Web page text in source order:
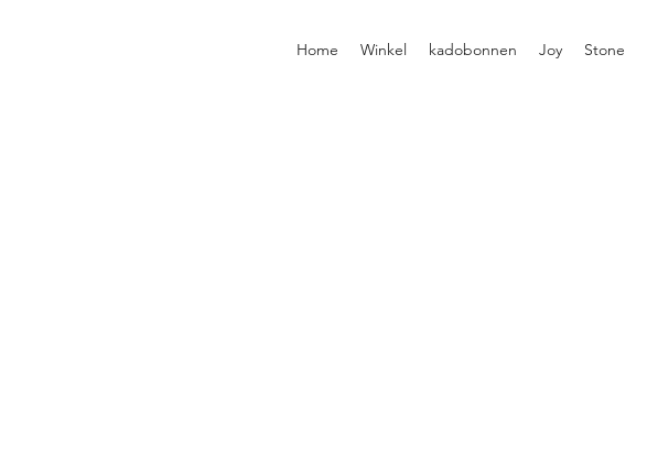
Home Winkel kadobonnen Joy Stone